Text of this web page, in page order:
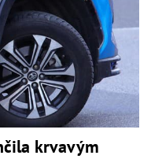
krvavým